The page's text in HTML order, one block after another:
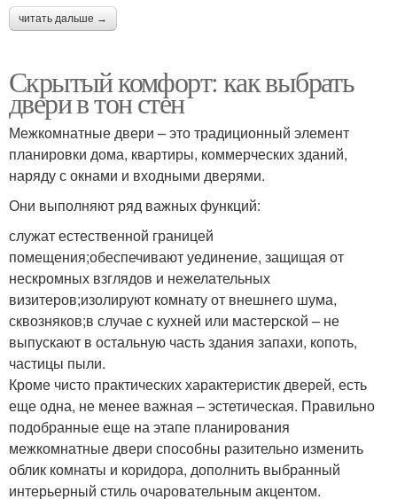
читать дальше →
Скрытый комфорт: как выбрать
двери в тон стен
Межкомнатные двери – это традиционный элемент
планировки дома, квартиры, коммерческих зданий,
наряду с окнами и входными дверями.
Они выполняют ряд важных функций:
служат естественной границей
помещения;обеспечивают уединение, защищая от
нескромных взглядов и нежелательных
визитеров;изолируют комнату от внешнего шума,
сквозняков;в случае с кухней или мастерской – не
выпускают в остальную часть здания запахи, копоть,
частицы пыли.
Кроме чисто практических характеристик дверей, есть
еще одна, не менее важная – эстетическая. Правильно
подобранные еще на этапе планирования
межкомнатные двери способны разительно изменить
облик комнаты и коридора, дополнить выбранный
интерьерный стиль очаровательным акцентом.